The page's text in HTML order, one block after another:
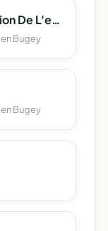
Association Pour La Restauration De L'eglise Saint Etienne D'arbignieu - (Aresea)
Bugey
Bugey